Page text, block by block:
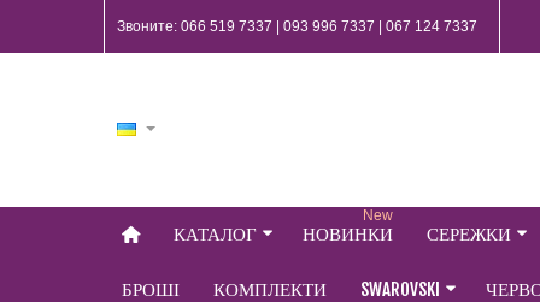
Звоните: 066 519 7337 | 093 996 7337 | 067 124 7337
КАТАЛОГ НОВИНКИ
New
СЕРЕЖКИ
БРОШІ КОМПЛЕКТИ SWAROVSKI